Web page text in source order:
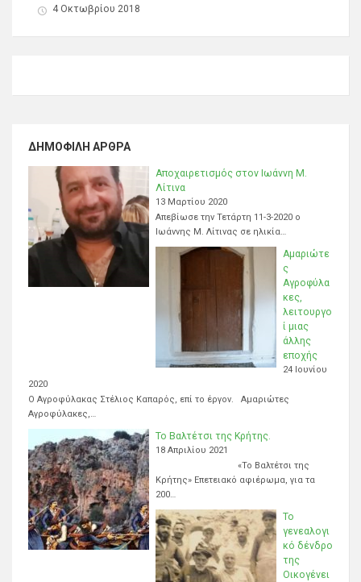
4 Οκτωβρίου 2018
ΔΗΜΟΦΙΛΉ ΆΡΘΡΑ
Αποχαιρετισμός στον Ιωάννη Μ.
Λίτινα
13 Μαρτίου 2020
Απεβίωσε την Τετάρτη 11-3-2020 ο
Ιωάννης Μ. Λίτινας σε ηλικία…
Αμαριώτε
ς
Αγροφύλα
κες,
λειτουργο
ί μιας
άλλης
εποχής
24 Ιουνίου
2020
Ο Αγροφύλακας Στέλιος Καπαρός, επί το έργον. Αμαριώτες
Αγροφύλακες,…
Το Βαλτέτσι της Κρήτης.
18 Απριλίου 2021
«Το Βαλτέτσι της
Κρήτης» Επετειακό αφιέρωμα, για τα
200…
Το
γενεαλογι
κό δένδρο
της
Οικογένει